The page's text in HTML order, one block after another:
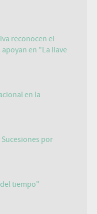
reconocen el
en "La llave
en la
por
tiempo"